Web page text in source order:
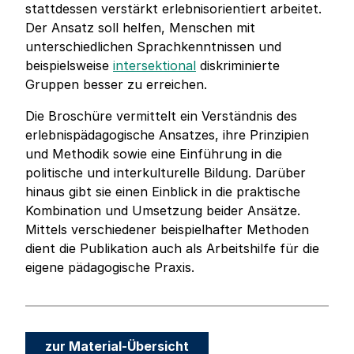
stattdessen verstärkt erlebnisorientiert arbeitet.
Der Ansatz soll helfen, Menschen mit
unterschiedlichen Sprachkenntnissen und
beispielsweise intersektional diskriminierte
Gruppen besser zu erreichen.
Die Broschüre vermittelt ein Verständnis des
erlebnispädagogische Ansatzes, ihre Prinzipien
und Methodik sowie eine Einführung in die
politische und interkulturelle Bildung. Darüber
hinaus gibt sie einen Einblick in die praktische
Kombination und Umsetzung beider Ansätze.
Mittels verschiedener beispielhafter Methoden
dient die Publikation auch als Arbeitshilfe für die
eigene pädagogische Praxis.
zur Material-Übersicht